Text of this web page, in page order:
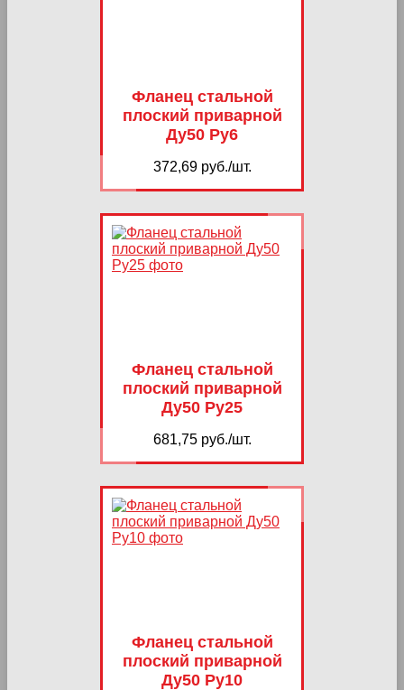
Фланец стальной
плоский приварной
Ду50 Ру6
372,69 руб./шт.
Фланец стальной
плоский приварной
Ду50 Ру25
681,75 руб./шт.
Фланец стальной
плоский приварной
Ду50 Ру10